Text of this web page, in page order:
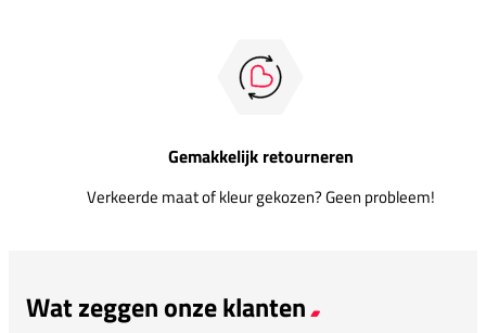
Gemakkelijk retourneren
Verkeerde maat of kleur gekozen? Geen probleem!
Wat zeggen onze klanten